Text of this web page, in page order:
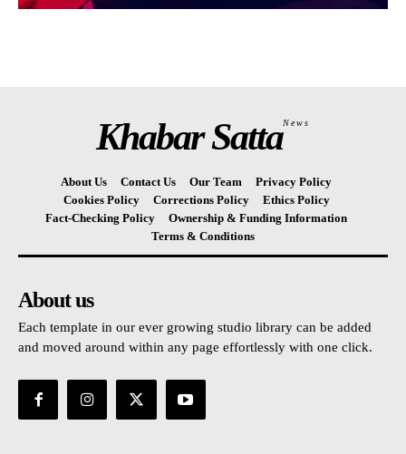
Khabar SattaNews
About Us Contact Us Our Team
Privacy Policy
Cookies Policy
Corrections Policy
Ethics Policy
Fact-Checking Policy
Ownership & Funding Information
Terms & Conditions
About us
Each template in our ever growing studio library can be added
and moved around within any page effortlessly with one click.